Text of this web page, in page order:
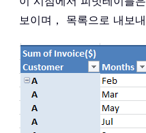
보이며， 목록으로 내보